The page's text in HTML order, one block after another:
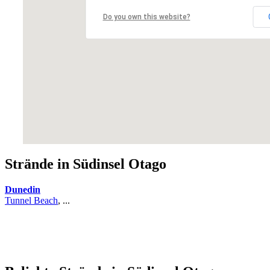
Do you own this website?
Strände in Südinsel Otago
Dunedin
Tunnel Beach, ...